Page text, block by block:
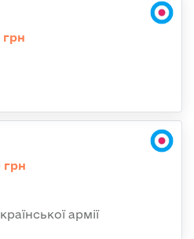
грн
грн
армії